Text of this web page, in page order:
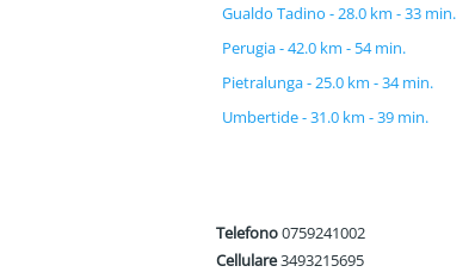
Gualdo Tadino - 28.0 km - 33 min.
Perugia - 42.0 km - 54 min.
Pietralunga - 25.0 km - 34 min.
Umbertide - 31.0 km - 39 min.
Telefono0759241002
Cellulare3493215695